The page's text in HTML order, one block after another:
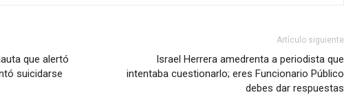
que alertó
suicidarse
Artículo siguiente
Israel Herrera amedrenta a periodista que
intentaba cuestionarlo; eres Funcionario Público
debes dar respuestas